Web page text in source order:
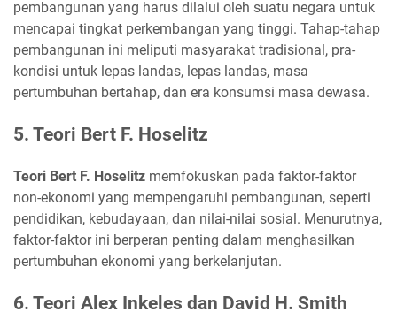
pembangunan yang harus dilalui oleh suatu negara untuk
mencapai tingkat perkembangan yang tinggi. Tahap-tahap
pembangunan ini meliputi masyarakat tradisional, pra-
kondisi untuk lepas landas, lepas landas, masa
pertumbuhan bertahap, dan era konsumsi masa dewasa.
5. Teori Bert F. Hoselitz
Teori Bert F. Hoselitz memfokuskan pada faktor-faktor
non-ekonomi yang mempengaruhi pembangunan, seperti
pendidikan, kebudayaan, dan nilai-nilai sosial. Menurutnya,
faktor-faktor ini berperan penting dalam menghasilkan
pertumbuhan ekonomi yang berkelanjutan.
6. Teori Alex Inkeles dan David H. Smith